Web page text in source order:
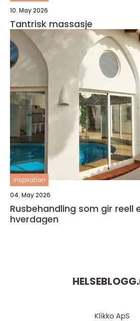
10. May 2026
Tantrisk massasje
inspiration
04. May 2026
Rusbehandling som gir reell
hverdagen
HELSEBLOGG.